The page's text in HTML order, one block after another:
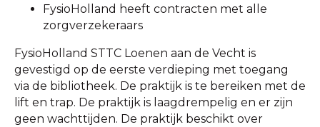
FysioHolland heeft contracten met alle
zorgverzekeraars
FysioHolland STTC Loenen aan de Vecht is
gevestigd op de eerste verdieping met toegang
via de bibliotheek. De praktijk is te bereiken met de
lift en trap. De praktijk is laagdrempelig en er zijn
geen wachttijden. De praktijk beschikt over